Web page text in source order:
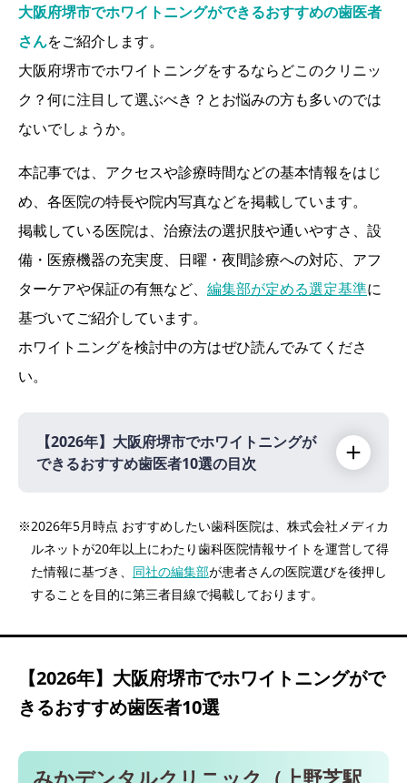
大阪府堺市でホワイトニングができるおすすめの歯医者
さんをご紹介します。
大阪府堺市でホワイトニングをするならどこのクリニッ
ク？何に注目して選ぶべき？とお悩みの方も多いのでは
ないでしょうか。
本記事では、アクセスや診療時間などの基本情報をはじ
め、各医院の特長や院内写真などを掲載しています。
掲載している医院は、治療法の選択肢や通いやすさ、設
備・医療機器の充実度、日曜・夜間診療への対応、アフ
ターケアや保証の有無など、 編集部が定める選定基準に
基づいてご紹介しています。
ホワイトニングを検討中の方はぜひ読んでみてくださ
い。
【2026年】 大阪府堺市でホワイトニングが
できるおすすめ歯医者10選の目次
みかデンタルクリニック（上野芝駅 徒歩1
分）
医療法人湯川歯科医院（津久野駅 徒歩1分）
医療法人小田会 おだデンタルクリニック
医療法人富歯会 川上歯科パンジョ診療所（泉
ヶ丘駅 徒歩3分）
医療法人よつば徳祐会 松井歯科（中百舌鳥駅
※2026年5月時点 おすすめしたい歯科医院は、株式会社メディカ
ルネットが20年以上にわたり歯科医院情報サイトを運営して得
た情報に基づき、 同社の編集部が患者さんの医院選びを後押し
することを目的に第三者目線で掲載しております。
【2026年】 大阪府堺市でホワイトニングがで
きるおすすめ歯医者10選
みかデンタルクリニック（上野芝駅